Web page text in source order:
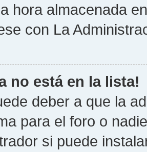
hora almacenada
con La
no está en la lista!
deber a que la
para el foro o
si puede